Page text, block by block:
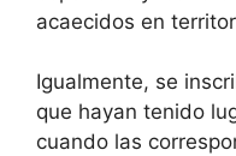
acaecidos en
Igualmente, se
que hayan tenido
cuando las